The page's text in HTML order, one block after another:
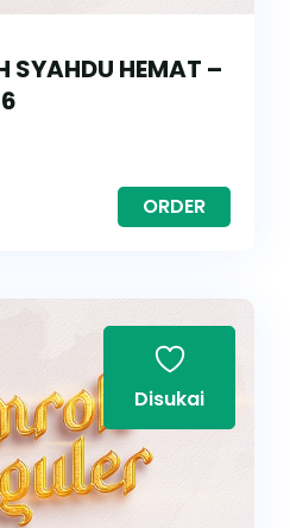
SYAHDU HEMAT –
ORDER
Disukai